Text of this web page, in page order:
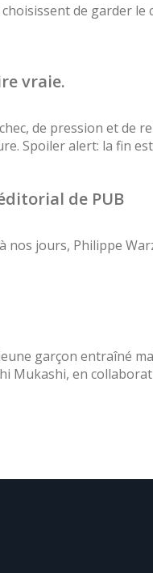
de garder le
vraie.
de pression et de
Spoiler alert: la fin
de PUB
nos jours, Philippe
garçon entraîné
Mukashi, en